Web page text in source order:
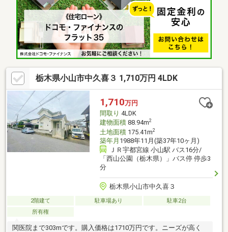
回りも充実■2F納戸に水回り配管あり！2世帯にも対応可能■主寝
室に大型WIC＋各室クローゼット、土間収納3.7帖で収納力抜群■
バリアフリー設計、ネット配線済み、照明は人感センサー付き■
長期優良住宅認定取得済みで安心の性能住宅！
栃木県小山市中久喜３ 1,710万円 4LDK
1,710万円
間取り 4LDK
建物面積88.94m2
土地面積175.41m2
築年月 1988年11月(築37年10ヶ月)
ＪＲ宇都宮線 小山駅 バス16分/
「西山公園（栃木県）」バス停 停歩3
分
栃木県小山市中久喜３
2階建て 駐車場あり
駐車2台
所有権
関医院まで303mです。購入価格は1710万円です。ニーズが高く